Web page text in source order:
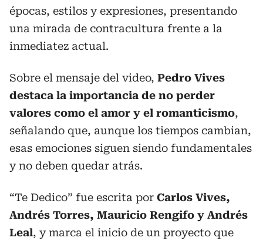
épocas, estilos y expresiones, presentando
una mirada de contracultura frente a la
inmediatez actual.
Sobre el mensaje del video, Pedro Vives
destaca la importancia de no perder
valores como el amor y el romanticismo,
señalando que, aunque los tiempos cambian,
esas emociones siguen siendo fundamentales
y no deben quedar atrás.
“Te Dedico” fue escrita por Carlos Vives,
Andrés Torres, Mauricio Rengifo y Andrés
Leal, y marca el inicio de un proyecto que